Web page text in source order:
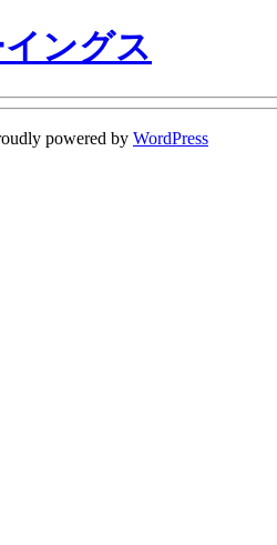
ングス
powered by WordPress